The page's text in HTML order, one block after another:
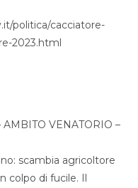
politica/cacciatore-
2023.html
AMBITO VENATORIO –
scambia agricoltore
colpo di fucile. Il